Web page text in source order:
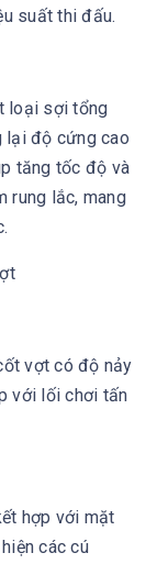
suất thi đấu.
loại sợi tổng
lại độ cứng cao
tăng tốc độ và
rung lắc, mang
vợt có độ nảy
với lối chơi tấn
hợp với mặt
các cú